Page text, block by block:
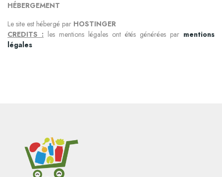
HÉBERGEMENT
Le site est hébergé par HOSTINGER
CREDITS : les mentions légales ont étés générées par mentions
légales